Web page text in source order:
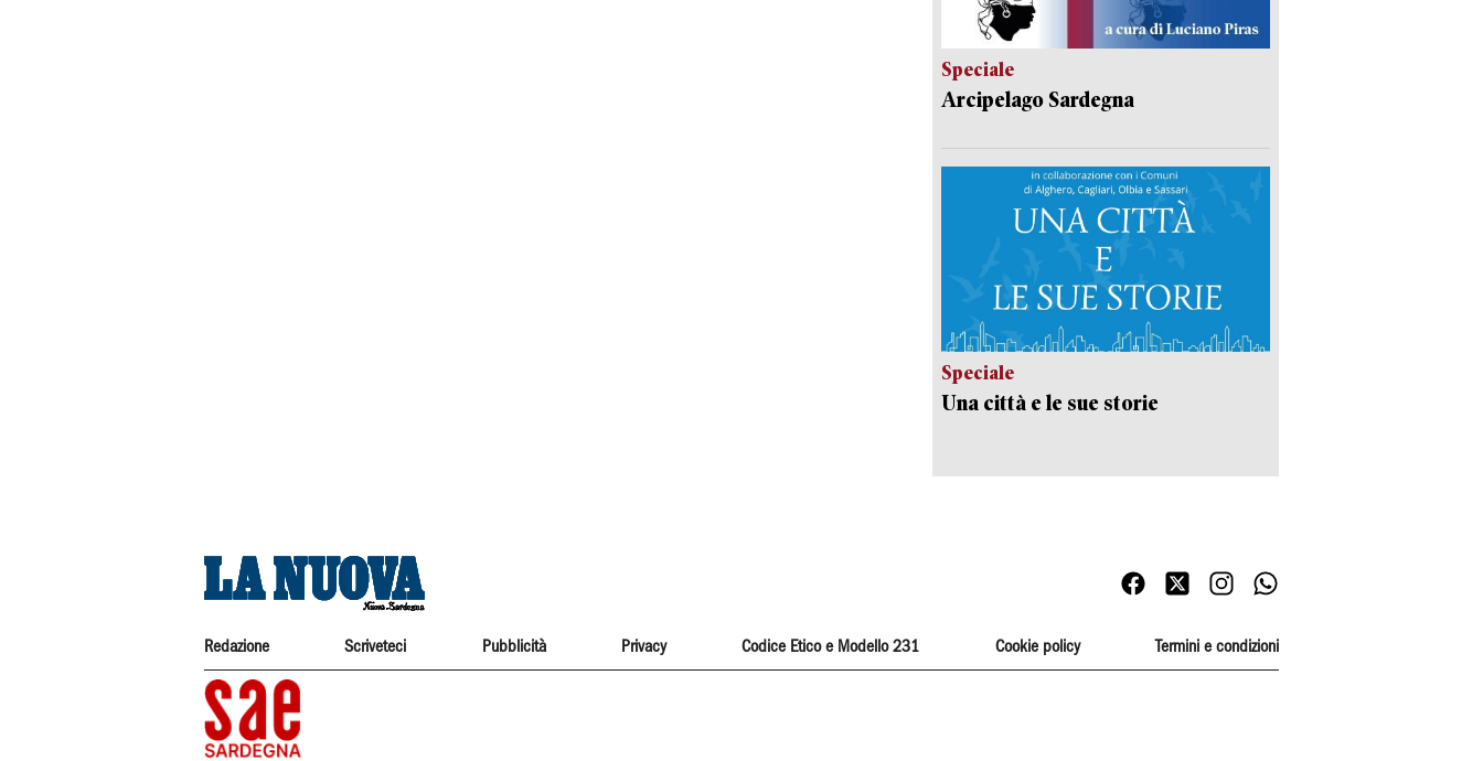
Speciale
Arcipelago Sardegna
Speciale
Una città e le sue storie
Redazione Scriveteci Pubblicità Privacy Codice Etico e Modello 231 Cookie policy Termini e condizioni